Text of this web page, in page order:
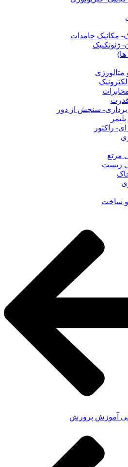
مکانیک جامدات
ژئوتکنیک
سنجش از دور
راکتور
مرتع
زیست
و ساخت
آموزش پرورش